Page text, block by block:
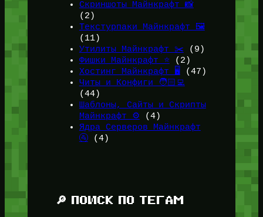
Скриншоты Майнкрафт 📸
(2)
Текстурпаки Майнкрафт 🖼️
(11)
Утилиты Майнкрафт ✂️ (9)
Фишки Майнкрафт ⭐(2)
Хостинг Майнкрафт 🖥️ (47)
Читы и Конфиги 🧑🏻‍💻
(44)
Шаблоны, Сайты и Скрипты
Майнкрафт ⚙️ (4)
Ядра Серверов Майнкрафт
🚰(4)
🔎 ПОИСК ПО ТЕГАМ